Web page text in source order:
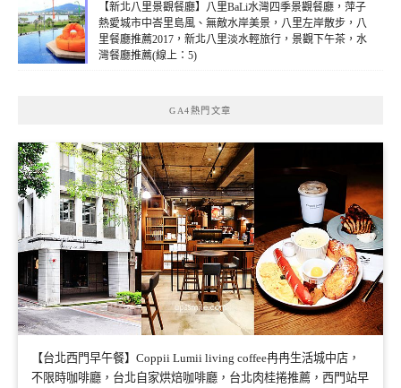
【新北八里景觀餐廳】八里BaLi水灣四季景觀餐廳，萍子
熱愛城市中峇里島風、無敵水岸美景，八里左岸散步，八
里餐廳推薦2017，新北八里淡水輕旅行，景觀下午茶，水
灣餐廳推薦(線上：5)
GA4熱門文章
【台北西門早午餐】Coppii Lumii living coffee冉冉生活城中店，
不限時咖啡廳，台北自家烘焙咖啡廳，台北肉桂捲推薦，西門站早